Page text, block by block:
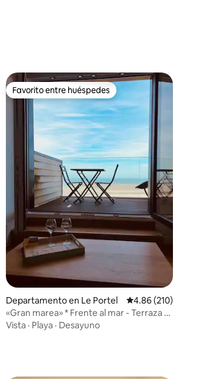
4.81 de 5; 168 evaluaciones
Favorito entre huéspedes
Favorito entre huéspedes
Departamento en Le Portel Calificación promedio:
4.86 (210)
«Gran marea» * Frente al mar - Terraza -
Cocoon
Vista · Playa · Desayuno